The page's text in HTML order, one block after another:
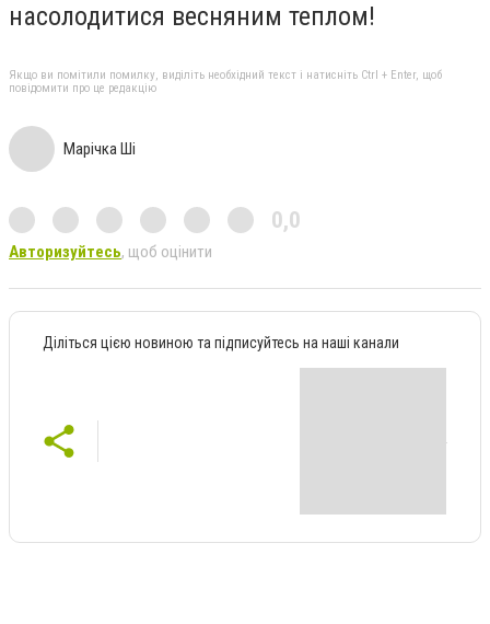
насолодитися весняним теплом!
Якщо ви помітили помилку, виділіть необхідний текст і натисніть Ctrl + Enter, щоб
повідомити про це редакцію
Марічка Ші
0,0
Авторизуйтесь, щоб оцінити
Діліться цією новиною та підписуйтесь на наші канали